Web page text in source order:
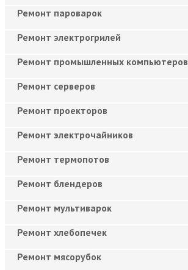
Ремонт пароварок
Ремонт электрогрилей
Ремонт промышленных компьютеров
Ремонт серверов
Ремонт проекторов
Ремонт электрочайников
Ремонт термопотов
Ремонт блендеров
Ремонт мультиварок
Ремонт хлебопечек
Ремонт мясорубок